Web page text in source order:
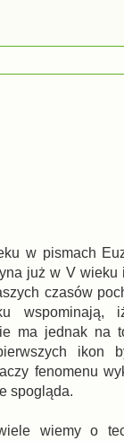
w pismach
już w V wieku
czasów
wspominają,
ma jednak na
ikon
fenomenu
spogląda.
wiemy o